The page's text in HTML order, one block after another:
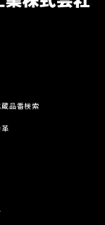
蔵品番検索
革